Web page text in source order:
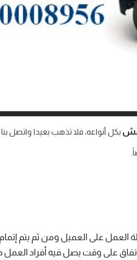
بكل أنواعه، فلا تذهب بعيدا واتصل
على العميل ومن ثم يتم إتمام
على وقت يصل فيه أفراد